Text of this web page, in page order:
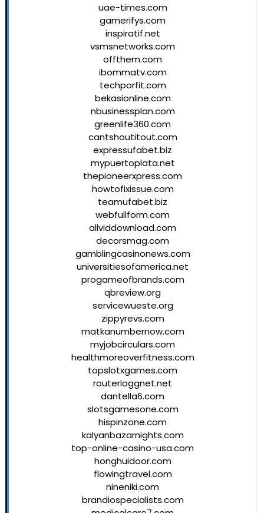
uae-times.com
gamerifys.com
inspiratif.net
vsmsnetworks.com
offthem.com
ibommatv.com
techporfit.com
bekasionline.com
nbusinessplan.com
greenlife360.com
cantshoutitout.com
expressufabet.biz
mypuertoplata.net
thepioneerxpress.com
howtofixissue.com
teamufabet.biz
webfullform.com
allviddownload.com
decorsmag.com
gamblingcasinonews.com
universitiesofamerica.net
progameofbrands.com
qbreview.org
servicewueste.org
zippyrevs.com
matkanumbernow.com
myjobcirculars.com
healthmoreoverfitness.com
topslotxgames.com
routerloggnet.net
dantella6.com
slotsgamesone.com
hispinzone.com
kalyanbazarnights.com
top-online-casino-usa.com
honghuidoor.com
flowingtravel.com
nineniki.com
brandiospecialists.com